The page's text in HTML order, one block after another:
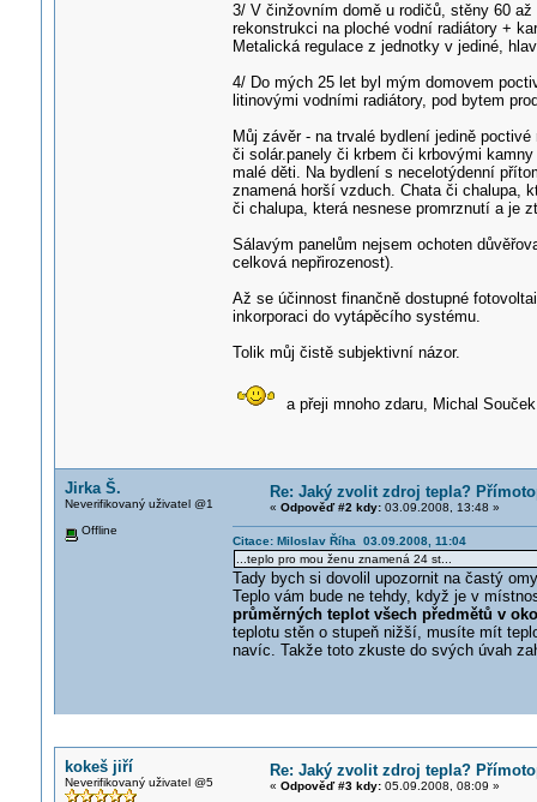
3/ V činžovním domě u rodičů, stěny 60
rekonstrukci na ploché vodní radiátory +
Metalická regulace z jednotky v jediné,
4/ Do mých 25 let byl mým domovem
litinovými vodními radiátory, pod bytem
Můj závěr - na trvalé bydlení jedině
či solár.panely či krbem či krbovými
malé děti. Na bydlení s necelotýdenní
znamená horší vzduch. Chata či chalupa,
či chalupa, která nesnese promrznutí a je
Sálavým panelům nejsem ochoten
celková nepřirozenost).
Až se účinnost finančně dostupné
inkorporaci do vytápěcího systému.
Tolik můj čistě subjektivní názor.
a přeji mnoho zdaru, Michal Souček
Jirka Š.
Neverifikovaný uživatel @1
Offline
Re: Jaký zvolit zdroj tepla?
« Odpověď #2 kdy:03.09.2008, 13:48 »
Citace: Miloslav Říha 03.09.2008, 11:04
...teplo pro mou ženu znamená 24 st...
Tady bych si dovolil upozornit na častý
Teplo vám bude ne tehdy, když je v
průměrných teplot všech předmětů v
teplotu stěn o stupeň nižší, musíte mít
navíc. Takže toto zkuste do svých úvah
kokeš jiří
Neverifikovaný uživatel @5
Re: Jaký zvolit zdroj tepla?
« Odpověď #3 kdy:05.09.2008, 08:09 »